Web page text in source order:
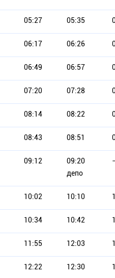
05:27 05:35
06:17 06:26
06:49 06:57
07:20 07:28
08:14 08:22
08:43 08:51
09:12
09:20
депо
10:02 10:10
10:34 10:42
11:55 12:03
12:22 12:30